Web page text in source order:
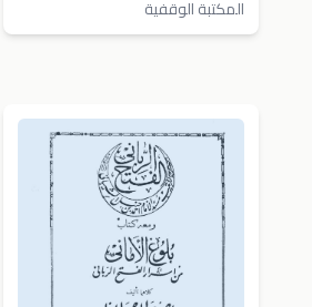
المكتبة الوقفية